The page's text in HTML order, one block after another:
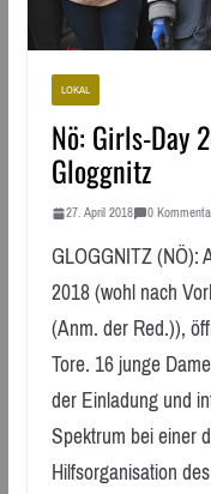
LOKAL
Nö: Girls-Day
Gloggnitz
27. April 2018 0
GLOGGNITZ (NÖ):
2018 (wohl nach
(Anm. der Red.)),
Tore. 16 junge
der Einladung und
Spektrum bei einer
Hilfsorganisation